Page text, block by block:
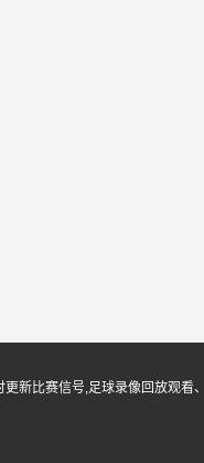
新比赛信号,足球录像回放观看